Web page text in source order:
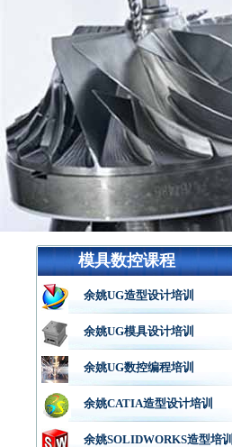
模具数控课程
余姚UG造型设计培训
余姚UG模具设计培训
余姚UG数控编程培训
余姚CATIA造型设计培训
余姚SOLIDWORKS造型培训